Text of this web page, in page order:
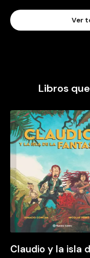
Ver
Libros
Claudio y la isla